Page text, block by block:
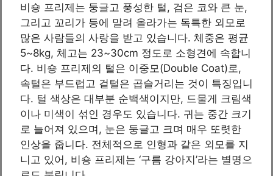
비숑 프리제는 둥글고 풍성한 털, 검은 코와 큰 눈,
그리고 꼬리가 등에 말려 올라가는 독특한 외모로
많은 사람들의 사랑을 받고 있습니다. 체중은 평균
5~8kg, 체고는 23~30cm 정도로 소형견에 속합니
다. 비숑 프리제의 털은 이중모(Double Coat)로,
속털은 부드럽고 겉털은 곱슬거리는 것이 특징입니
다. 털 색상은 대부분 순백색이지만, 드물게 크림색
이나 미색이 섞인 경우도 있습니다. 귀는 중간 크기
로 늘어져 있으며, 눈은 둥글고 크며 매우 또렷한
인상을 줍니다. 전체적으로 인형과 같은 외모를 지
니고 있어, 비숑 프리제는 ‘구름 강아지’라는 별명으